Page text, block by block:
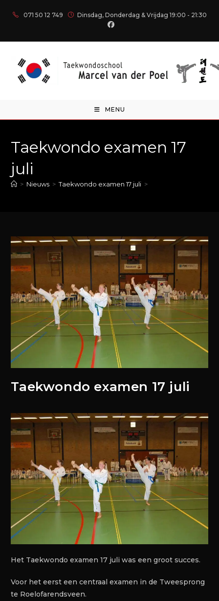
071 50 12 749 Dinsdag, Donderdag & Vrijdag 19:00 - 21:30
MENU
Taekwondo examen 17
juli
> Nieuws > Taekwondo examen 17 juli >
Taekwondo examen 17 juli
Het Taekwondo examen 17 juli was een groot succes.
Voor het eerst een centraal examen in de Tweesprong
te Roelofarendsveen.